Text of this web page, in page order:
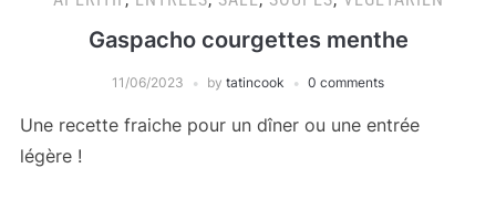
Gaspacho courgettes menthe
11/06/2023 by tatincook 0 comments
Une recette fraiche pour un dîner ou une entrée
légère !